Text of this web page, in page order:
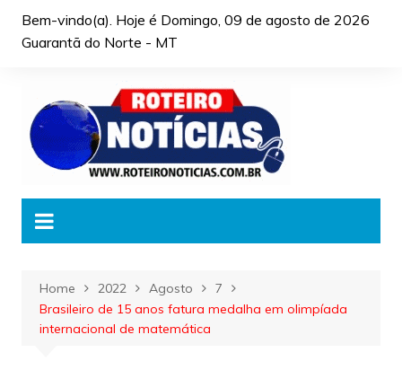
Bem-vindo(a). Hoje é Domingo, 09 de agosto de 2026
Guarantã do Norte - MT
Home 2022 Agosto
7
Brasileiro de 15 anos fatura medalha em olimpíada
internacional de matemática